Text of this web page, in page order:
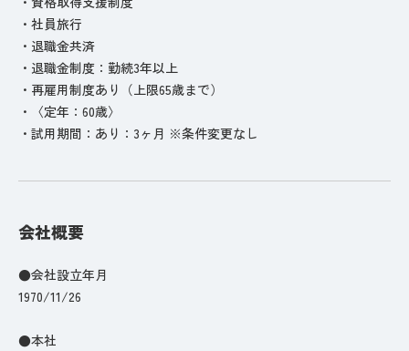
・社員旅行
・退職金共済
・退職金制度：勤続3年以上
・再雇用制度あり（上限65歳まで）
・〈定年：60歳〉
・試用期間：あり：3ヶ月 ※条件変更なし
会社概要
●会社設立年月
1970/11/26
●本社